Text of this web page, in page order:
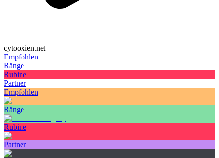
cytooxien.net
Empfohlen
Ränge
Rubine
Partner
Empfohlen
Ränge
Rubine
Partner